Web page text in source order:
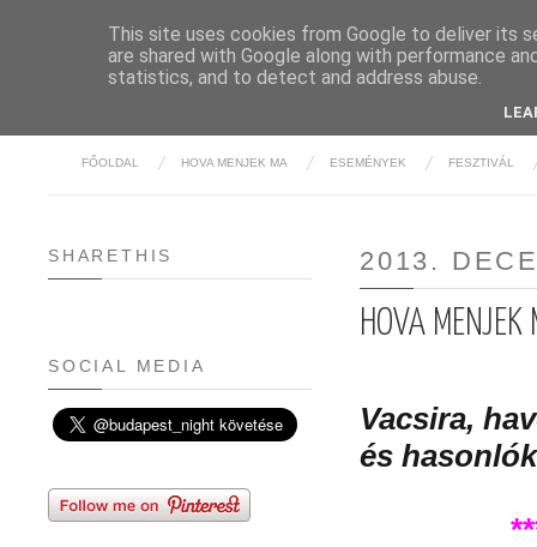
FŐOLDAL HOVA MENJEK MA ESEMÉNYEK FESZTIVÁL
2013.
HOVA
Vacsira,
és
SHARETHIS
SOCIAL MEDIA
This site uses cookies from Google to deliver its
are shared with Google along with performance
statistics, and to detect and address abuse.